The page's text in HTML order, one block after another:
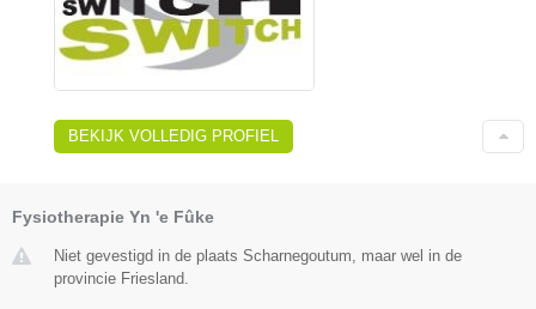
BEKIJK VOLLEDIG PROFIEL
Fysiotherapie Yn 'e Fûke
Niet gevestigd in de plaats Scharnegoutum, maar wel in de
provincie Friesland.